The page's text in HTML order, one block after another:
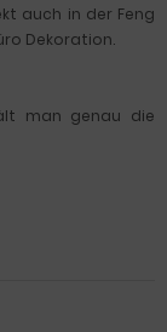
auch in der Feng
Dekoration.
man genau die